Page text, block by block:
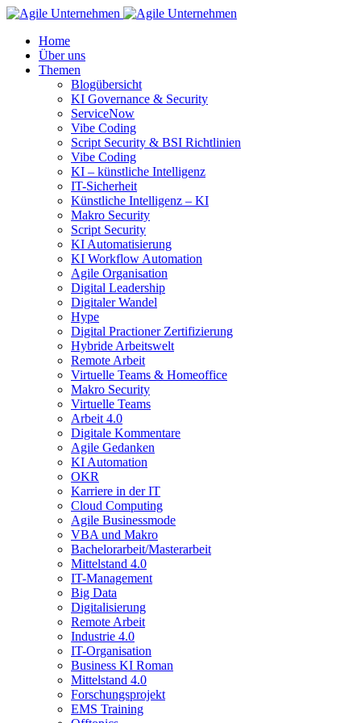
Home
Über uns
Themen
Blogübersicht
KI Governance & Security
ServiceNow
Vibe Coding
Script Security & BSI Richtlinien
Vibe Coding
KI – künstliche Intelligenz
IT-Sicherheit
Künstliche Intelligenz – KI
Makro Security
Script Security
KI Automatisierung
KI Workflow Automation
Agile Organisation
Digital Leadership
Digitaler Wandel
Hype
Digital Practioner Zertifizierung
Hybride Arbeitswelt
Remote Arbeit
Virtuelle Teams & Homeoffice
Makro Security
Virtuelle Teams
Arbeit 4.0
Digitale Kommentare
Agile Gedanken
KI Automation
OKR
Karriere in der IT
Cloud Computing
Agile Businessmode
VBA und Makro
Bachelorarbeit/Masterarbeit
Mittelstand 4.0
IT-Management
Big Data
Digitalisierung
Remote Arbeit
Industrie 4.0
IT-Organisation
Business KI Roman
Mittelstand 4.0
Forschungsprojekt
EMS Training